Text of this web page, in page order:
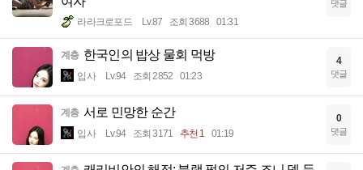
라라크로포드 Lv.87 조회 3688 01:31
댓글
계층 한국인의 밥상 물회 먹방
입사 Lv.94 조회 2852 01:23
4
댓글
계층 서로 민망한 순간
입사 Lv.94 조회 3171 추천 1 01:19
0
댓글